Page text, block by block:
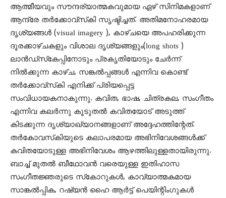
ആത്മീയവും സൗന്ദര്യാത്മകവുമായ ഏഴ് സിനിമകളാണ്
ആന്ദ്രേ തര്‍ക്കോവ്‌സ്‌കി സൃഷ്ടിച്ചത്. അതിമനോഹരമായ
ദൃശ്യങ്ങള്‍ (visual imagery ), കാഴ്ചയെ അപഹരിക്കുന്ന
ദൂരക്കാഴ്ചകളും വിശാല ദൃശ്യങ്ങളും(long shots )
ലാന്‍ഡ്‌സ്‌കേപ്പിനോടും പ്രകൃതിയോടും ചേര്‍ന്ന്
നില്‍ക്കുന്ന കാഴ്ച, സങ്കല്‍പ്പങ്ങള്‍ എന്നിവ കൊണ്ട്
തര്‍ക്കോവ്‌സ്‌കി എനിക്ക് പ്രിയപ്പെട്ട
സംവിധായകനാകുന്നു. കവിത, ഭാഷ, ചിത്രകല, സംഗീതം
എന്നിവ കലര്‍ന്നു കൂടുതല്‍ കവിതയോട് അടുത്ത്
കിടക്കുന്ന ദൃശ്യാഖ്യാനങ്ങളാണ് അദ്ദേഹത്തിന്റേത്.
തര്‍കോവസ്‌കിയുടെ കലാപരമായ അഭിനിവേശങ്ങള്‍ക്ക്
കവിതയോടുള്ള അഭിനിവേശം ആഴത്തിലുള്ളതായിരുന്നു.
ബാച്ച് മുതല്‍ ബീഥോവന്‍ വരെയുള്ള ഇതിഹാസ
സംഗീതജ്ഞരുടെ സ്‌കോറുകള്‍, കാവ്യാത്മകമായ
സാങ്കല്‍പ്പിക, റഷ്യന്‍ ഹൈ ആര്‍ട്ട് പെയിന്റിംഗുകള്‍